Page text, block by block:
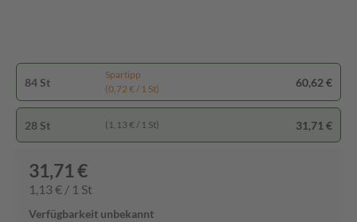
84 St
Spartipp
(0,72 € / 1 St)
60,62 €
28 St (1,13 € / 1 St) 31,71 €
31,71 €
1,13 € / 1 St
Verfügbarkeit unbekannt